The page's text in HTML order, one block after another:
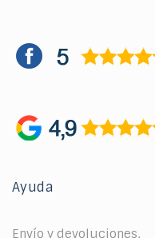
Ayuda
Envío y devoluciones.